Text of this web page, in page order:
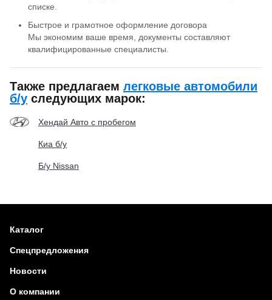
списке.
Быстрое и грамотное оформление договора
Мы экономим ваше время, документы составляют
квалифицированные специалисты.
Также предлагаем легковые автомобили
б/у следующих марок:
Хендай Авто с пробегом
Киа б/у
Б/у Nissan
Каталог
Спецпредложения
Новости
О компании